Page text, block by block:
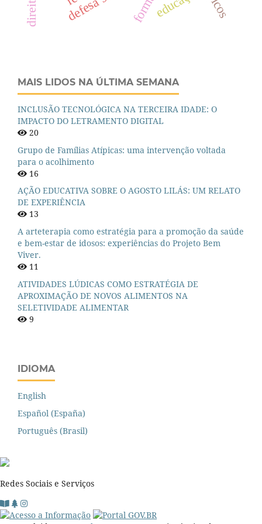
MAIS LIDOS NA ÚLTIMA SEMANA
INCLUSÃO TECNOLÓGICA NA TERCEIRA IDADE: O
IMPACTO DO LETRAMENTO DIGITAL
20
Grupo de Famílias Atípicas: uma intervenção voltada
para o acolhimento
16
AÇÃO EDUCATIVA SOBRE O AGOSTO LILÁS: UM RELATO
DE EXPERIÊNCIA
13
A arteterapia como estratégia para a promoção da saúde
e bem-estar de idosos: experiências do Projeto Bem
Viver.
11
ATIVIDADES LÚDICAS COMO ESTRATÉGIA DE
APROXIMAÇÃO DE NOVOS ALIMENTOS NA
SELETIVIDADE ALIMENTAR
9
IDIOMA
English
Español (España)
Português (Brasil)
Redes Sociais e Serviços